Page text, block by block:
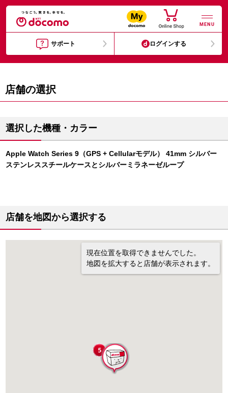
MENU
サポート ログインする
店舗の選択
選択した機種・カラー
Apple Watch Series 9（GPS + Cellularモデル） 41mm シルバー
ステンレススチールケースとシルバーミラネーゼループ
店舗を地図から選択する
現在位置を取得できませんでした。
地図を拡大すると店舗が表示されます。